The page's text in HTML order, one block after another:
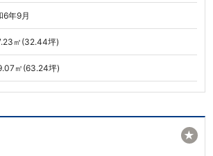
6年9月
㎡(32.44坪)
㎡(63.24坪)
★